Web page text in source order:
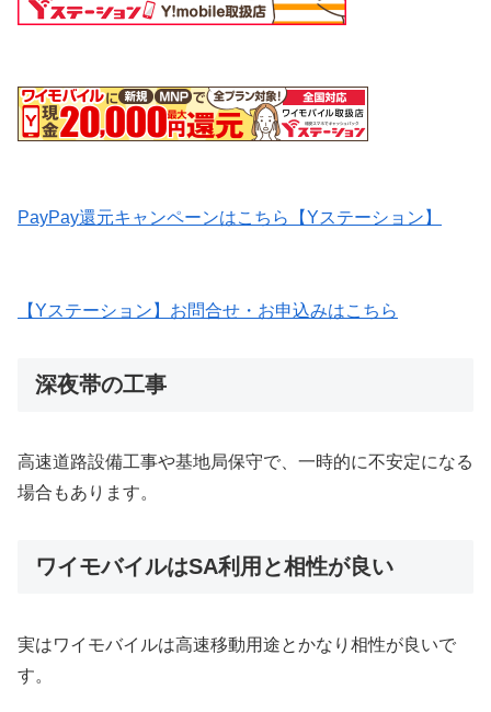
PayPay還元キャンペーンはこちら【Yステーション】
【Yステーション】お問合せ・お申込みはこちら
深夜帯の工事
高速道路設備工事や基地局保守で、一時的に不安定になる
場合もあります。
ワイモバイルはSA利用と相性が良い
実はワイモバイルは高速移動用途とかなり相性が良いで
す。